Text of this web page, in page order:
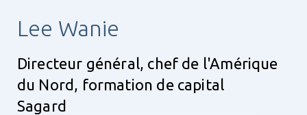
Lee Wanie
Directeur général, chef de l'Amérique
du Nord, formation de capital
Sagard